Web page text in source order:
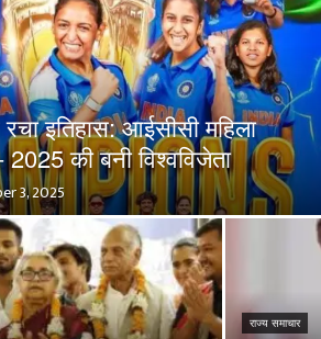
इतिहास: आईसीसी महिला
की बनी विश्वविजेता
3, 2025
राज्य समाचार